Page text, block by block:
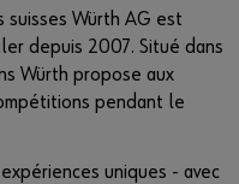
suisses Würth AG est
depuis 2007. Situé dans
Würth propose aux
pendant le
uniques - avec